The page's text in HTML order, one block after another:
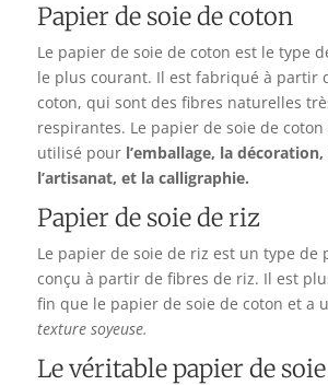
Papier de soie de coton
Le papier de soie de coton est le type
le plus courant. Il est fabriqué à partir
coton, qui sont des fibres naturelles
respirantes. Le papier de soie de
utilisé pour l’emballage, la
l’artisanat, et la calligraphie.
Papier de soie de riz
Le papier de soie de riz est un type de
conçu à partir de fibres de riz. Il est
fin que le papier de soie de coton et a
texture soyeuse.
Le véritable papier de soie